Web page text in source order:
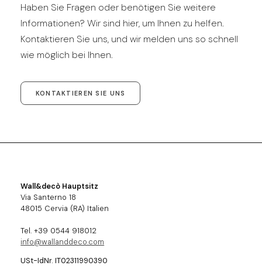
Haben Sie Fragen oder benötigen Sie weitere
Informationen? Wir sind hier, um Ihnen zu helfen.
Kontaktieren Sie uns, und wir melden uns so schnell
wie möglich bei Ihnen.
KONTAKTIEREN SIE UNS
Wall&decò Hauptsitz
Via Santerno 18
48015 Cervia (RA) Italien
Tel. +39 0544 918012
info@wallanddeco.com
USt-IdNr. IT02311990390